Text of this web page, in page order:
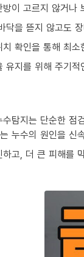
방이 고르지 않거나
닥을 뜯지 않고도
치 확인을 통해 최
유지를 위해 주기
수탐지는 단순한 점
누수의 원인을 신
하고, 더 큰 피해를